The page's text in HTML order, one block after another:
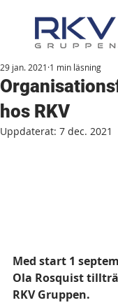
hos RKV
29 jan. 2021 1 min läsning
Uppdaterat: 7 dec. 2021
Med start 1
Ola Rosquist
RKV Gruppen.